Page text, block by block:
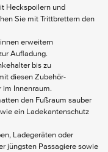
Heckspoilern und
Sie mit Trittbrettern den
erweitern
Aufladung.
bis zu
diesen Zubehör-
im Innenraum.
den Fußraum sauber
ein Ladekantenschutz
Ladegeräten oder
jüngsten Passagiere sowie